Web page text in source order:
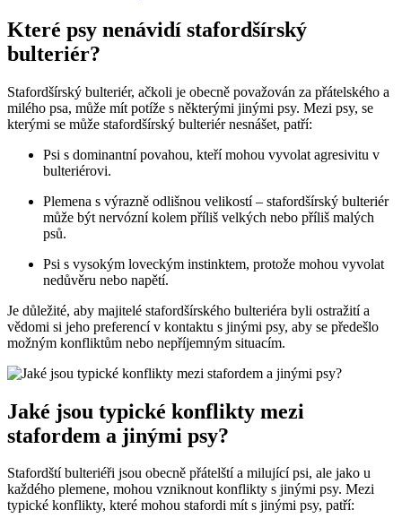
Které psy nenávidí stafordšírský
bulteriér?
Stafordšírský bulteriér, ačkoli je obecně považován za přátelského a
milého psa, může mít potíže s některými jinými psy. Mezi psy, se
kterými se může stafordšírský bulteriér nesnášet, patří:
Psi s dominantní povahou, kteří mohou vyvolat agresivitu v
bulteriérovi.
Plemena s výrazně odlišnou velikostí – stafordšírský bulteriér
může být nervózní kolem příliš velkých nebo příliš malých
psů.
Psi s vysokým loveckým instinktem, protože mohou vyvolat
nedůvěru nebo napětí.
Je důležité, aby majitelé stafordšírského bulteriéra byli ostražití a
vědomi si jeho preferencí v kontaktu s jinými psy, aby se předešlo
možným konfliktům nebo nepříjemným situacím.
Jaké jsou typické konflikty mezi
stafordem a jinými psy?
Stafordští bulteriéři jsou obecně přátelští a milující psi, ale jako u
každého plemene, mohou vzniknout konflikty s jinými psy. Mezi
typické konflikty, které mohou stafordi mít s jinými psy, patří: